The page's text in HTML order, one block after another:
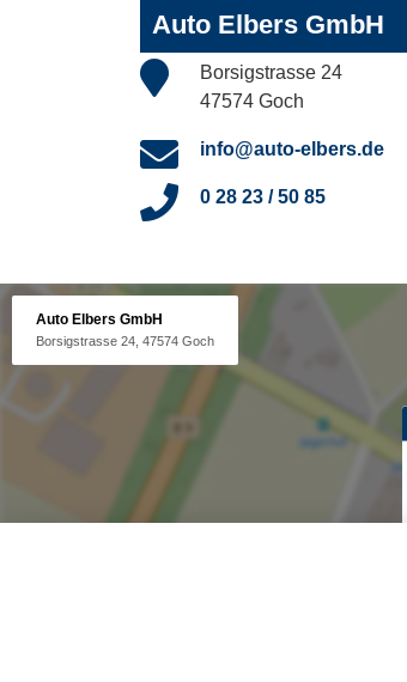
Auto Elbers GmbH
Borsigstrasse 24
47574 Goch
info@auto-elbers.de
0 28 23 / 50 85
Auto Elbers GmbH
Borsigstrasse 24, 47574 Goch